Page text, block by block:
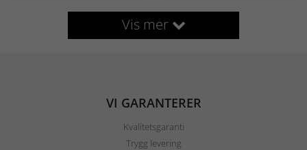
Vis mer
VI GARANTERER
Kvalitetsgaranti
Trygg levering